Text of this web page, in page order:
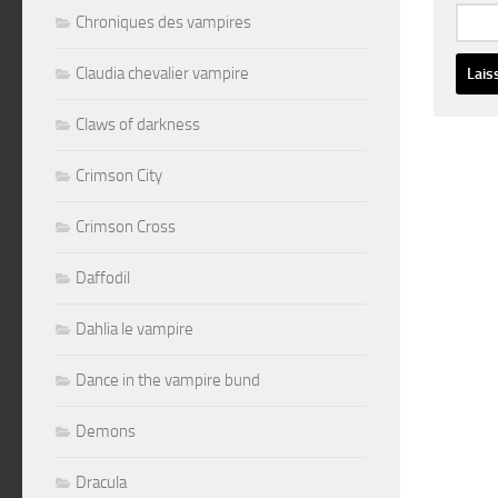
Chroniques des vampires
Claudia chevalier vampire
Claws of darkness
Crimson City
Crimson Cross
Daffodil
Dahlia le vampire
Dance in the vampire bund
Demons
Dracula